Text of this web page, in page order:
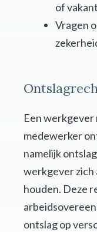
of
Vragen
Een werkgever
medewerker
namelijk
werkgever zich
houden. Deze
ontslag op